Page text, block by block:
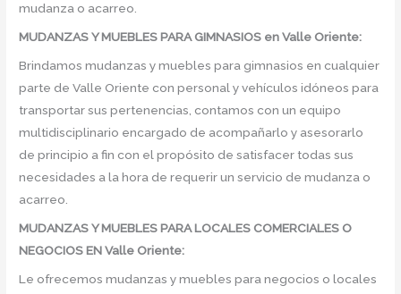
mudanza o acarreo.
MUDANZAS Y MUEBLES PARA GIMNASIOS en Valle Oriente:
Brindamos mudanzas y muebles para gimnasios en cualquier
parte de Valle Oriente con personal y vehículos idóneos para
transportar sus pertenencias, contamos con un equipo
multidisciplinario encargado de acompañarlo y asesorarlo
de principio a fin con el propósito de satisfacer todas sus
necesidades a la hora de requerir un servicio de mudanza o
acarreo.
MUDANZAS Y MUEBLES PARA LOCALES COMERCIALES O
NEGOCIOS EN Valle Oriente:
Le ofrecemos mudanzas y muebles para negocios o locales